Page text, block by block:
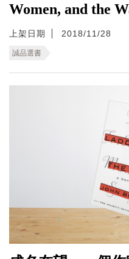
Women, and the
上架日期 2018/11/28
誠品選書